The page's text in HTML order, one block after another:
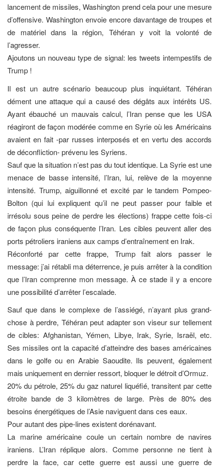
lancement de missiles, Washington prend cela pour une mesure
d’offensive. Washington envoie encore davantage de troupes et
de matériel dans la région, Téhéran y voit la volonté de
l’agresser.
Ajoutons un nouveau type de signal: les tweets intempestifs de
Trump !
Il est un autre scénario beaucoup plus inquiétant. Téhéran
dément une attaque qui a causé des dégâts aux intérêts US.
Ayant ébauché un mauvais calcul, l’Iran pense que les USA
réagiront de façon modérée comme en Syrie où les Américains
avaient en fait -par russes interposés et en vertu des accords
de déconfliction- prévenu les Syriens.
Sauf que la situation n’est pas du tout identique. La Syrie est une
menace de basse intensité, l’Iran, lui, relève de la moyenne
intensité. Trump, aiguillonné et excité par le tandem Pompeo-
Bolton (qui lui expliquent qu’il ne peut passer pour faible et
irrésolu sous peine de perdre les élections) frappe cette fois-ci
de façon plus conséquente l’Iran. Les cibles peuvent aller des
ports pétroliers iraniens aux camps d’entraînement en Irak.
Réconforté par cette frappe, Trump fait alors passer le
message: j’ai rétabli ma déterrence, je puis arrêter à la condition
que l’Iran comprenne mon message. À ce stade il y a encore
une possibilité d’arrêter l’escalade.
Sauf que dans le complexe de l’assiégé, n’ayant plus grand-
chose à perdre, Téhéran peut adapter son viseur sur tellement
de cibles: Afghanistan, Yémen, Libye, Irak, Syrie, Israël, etc.
Ses missiles ont la capacité d’atteindre des bases américaines
dans le golfe ou en Arabie Saoudite. Ils peuvent, également
mais uniquement en dernier ressort, bloquer le détroit d’Ormuz.
20% du pétrole, 25% du gaz naturel liquéfié, transitent par cette
étroite bande de 3 kilomètres de large. Près de 80% des
besoins énergétiques de l’Asie naviguent dans ces eaux.
Pour autant des pipe-lines existent dorénavant.
La marine américaine coule un certain nombre de navires
iraniens. L’Iran réplique alors. Comme personne ne tient à
perdre la face, car cette guerre est aussi une guerre de